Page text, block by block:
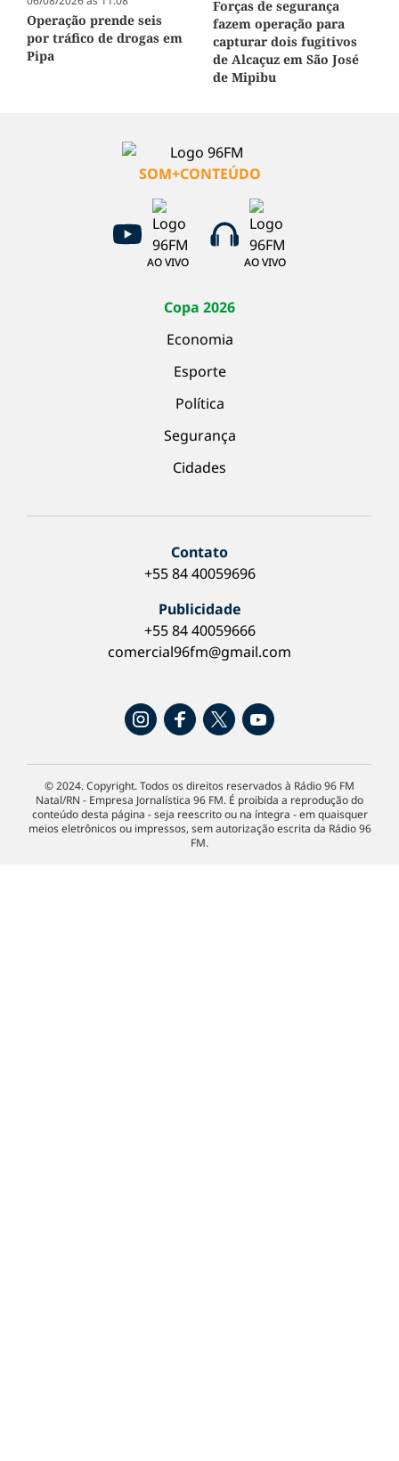
Operação prende seis
por tráfico de drogas em
Pipa
Forças de segurança
fazem operação para
capturar dois fugitivos
de Alcaçuz em São José
de Mipibu
SOM+CONTEÚDO
AO VIVO AO VIVO
Copa 2026
Economia
Esporte
Política
Segurança
Cidades
Contato
+55 84 40059696
Publicidade
+55 84 40059666
comercial96fm@gmail.com
© 2024. Copyright. Todos os direitos reservados à Rádio 96 FM
Natal/RN - Empresa Jornalística 96 FM. É proibida a reprodução do
conteúdo desta página - seja reescrito ou na íntegra - em quaisquer
meios eletrônicos ou impressos, sem autorização escrita da Rádio 96
FM.